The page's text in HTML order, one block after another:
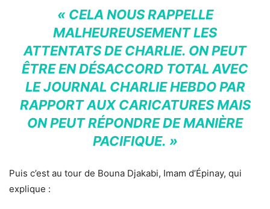
« CELA NOUS RAPPELLE
MALHEUREUSEMENT LES
ATTENTATS DE CHARLIE. ON PEUT
ÊTRE EN DÉSACCORD TOTAL AVEC
LE JOURNAL CHARLIE HEBDO PAR
RAPPORT AUX CARICATURES MAIS
ON PEUT RÉPONDRE DE MANIÈRE
PACIFIQUE. »
Puis c’est au tour de Bouna Djakabi, Imam d’Épinay, qui
explique :